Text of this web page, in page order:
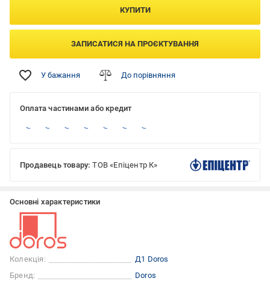
КУПИТИ
ЗАПИСАТИСЯ НА ПРОЄКТУВАННЯ
У бажання До порівняння
Оплата частинами або кредит
Продавець товару: ТОВ «Епіцентр К»
Основні характеристики
Колекція:
Д1 Doros
Бренд:
Doros